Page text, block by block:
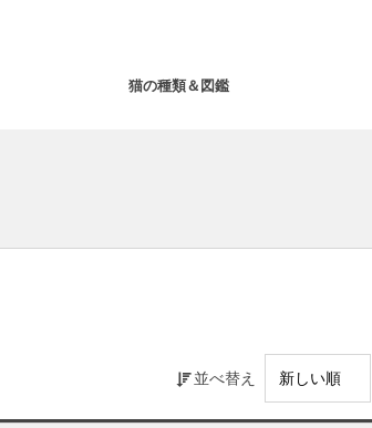
猫の種類＆図鑑
並べ替え